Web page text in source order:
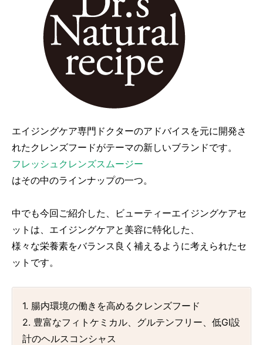
エイジングケア専門ドクターのアドバイスを元に開発さ
れたクレンズフードがテーマの新しいブランドです。
フレッシュクレンズスムージー
はその中のラインナップの一つ。
中でも今回ご紹介した、ビューティーエイジングケアセ
ットは、エイジングケアと美容に特化した、
様々な栄養素をバランス良く補えるように考えられたセ
ットです。
1. 腸内環境の働きを高めるクレンズフード
2. 豊富なフィトケミカル、グルテンフリー、低GI設
計のヘルスコンシャス